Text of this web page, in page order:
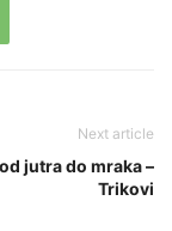
Next article
jutra do mraka –
Trikovi